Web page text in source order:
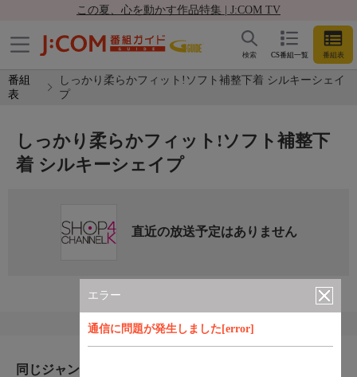
この夏、心を動かす作品特集 | J:COM TV
CS番組一覧 番組表
検索
番組
表
しっかり柔らかフィット!ソフト補整下着 シルキーシェイ
プ
エラー
通信に問題が発生しました[error]
しっかり柔らかフィット!ソフト補整下
着 シルキーシェイプ
直近の放送予定はありません
同じジャンルのおすすめ番組